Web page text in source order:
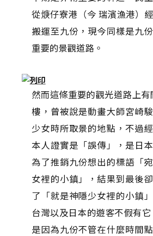
從焿仔寮港（今 瑞濱漁港）
搬運至九份，現今同樣是九
重要的景觀道路。
然而這條重要的觀光道路上
樓，曾被說是動畫大師宮崎
少女時所取景的地點，不過
本人證實是「誤傳」，是日
為了推銷九份想出的標語「
女裡的小鎮」，結果到最後
了「就是神隱少女裡的小鎮
台灣以及日本的遊客不假有
是因為九份不管在什麼時間